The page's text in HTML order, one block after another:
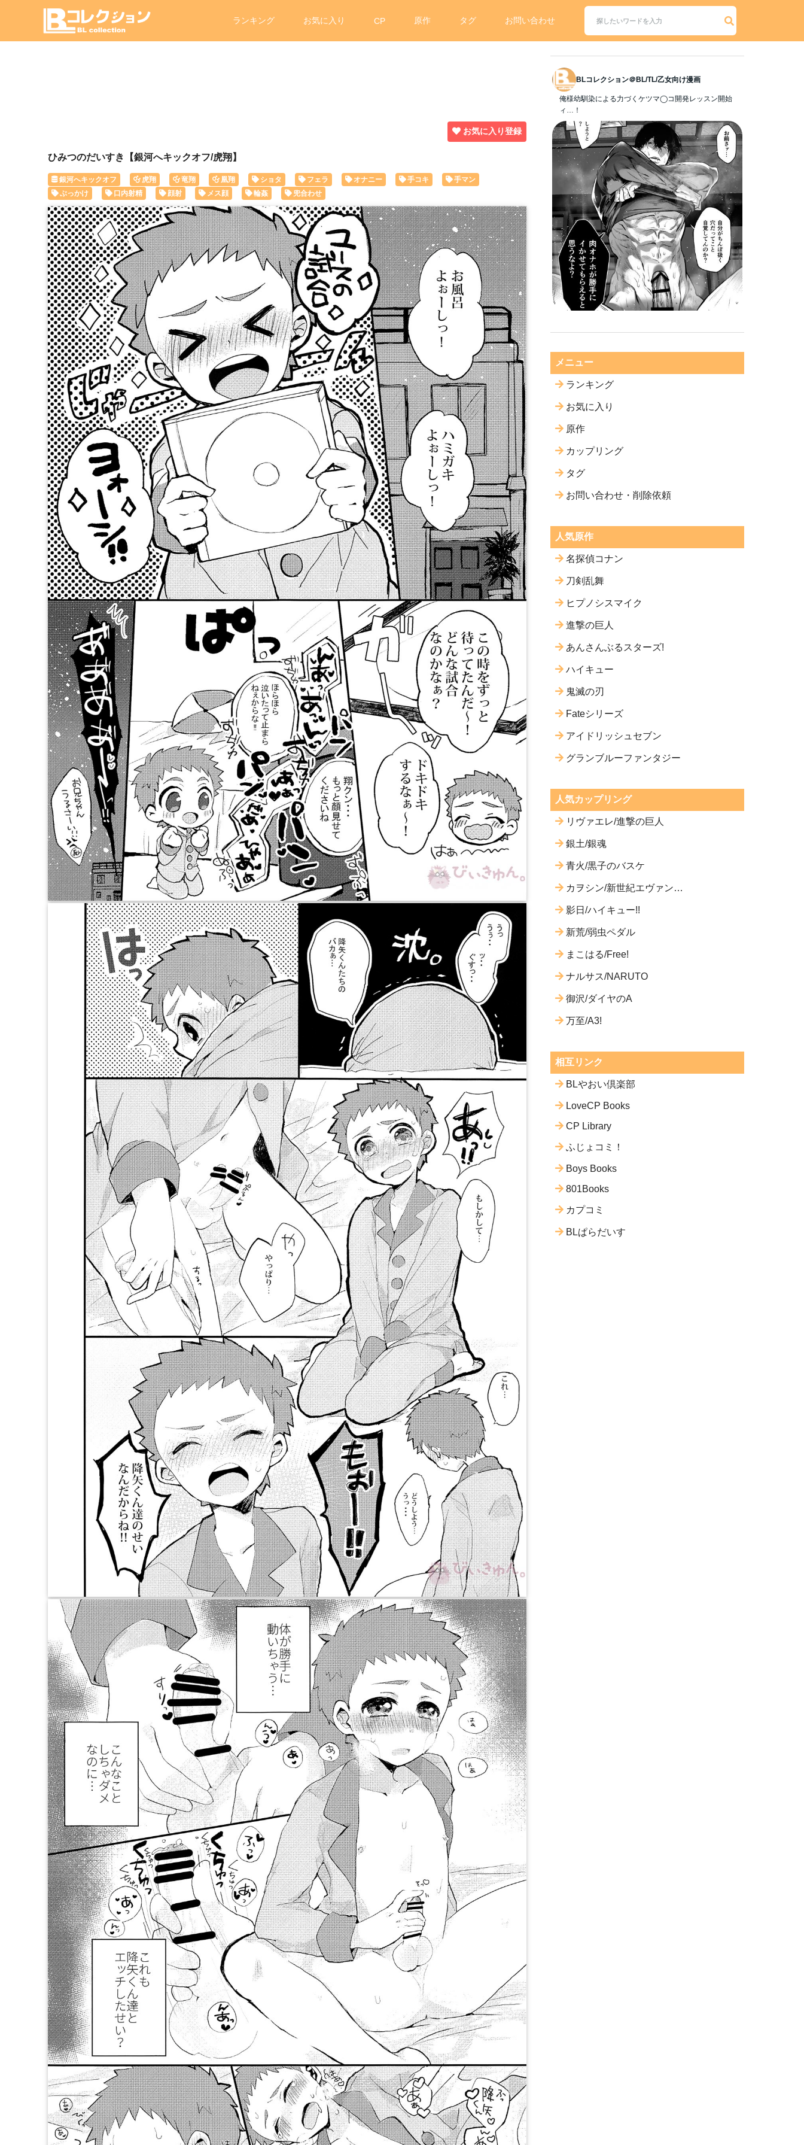
ランキング お気に入り CP 原作 タグ お問い合わせ
お気に入り登録
ひみつのだいすき【銀河へキックオフ/虎翔】
銀河へキックオフ 虎翔 竜翔 凰翔 ショタ フェラ オナニー 手コキ
手マン
ぶっかけ
口内射精 顔射 メス顔 輪姦 兜合わせ
BLコレクション＠BL/TL/乙女向け漫画
俺様幼馴染による力づくケツマ◯コ開発レッスン開始
ィ…！
メニュー
ランキング
お気に入り
原作
カップリング
タグ
お問い合わせ・削除依頼
人気原作
名探偵コナン
刀剣乱舞
ヒプノシスマイク
進撃の巨人
あんさんぶるスターズ!
ハイキュー
鬼滅の刃
Fateシリーズ
アイドリッシュセブン
グランブルーファンタジー
人気カップリング
リヴァエレ/進撃の巨人
銀土/銀魂
青火/黒子のバスケ
カヲシン/新世紀エヴァンゲ
影日/ハイキュー!!
新荒/弱虫ペダル
まこはる/Free!
ナルサス/NARUTO
御沢/ダイヤのA
万至/A3!
相互リンク
BLやおい倶楽部
LoveCP Books
CP Library
ふじょコミ！
Boys Books
801Books
カプコミ
BLぱらだいす